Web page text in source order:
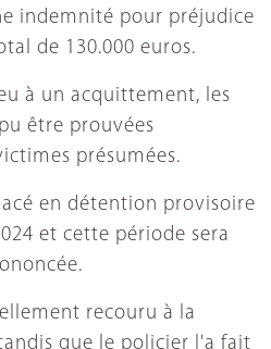
indemnité pour préjudice
de 130.000 euros.
à un acquittement, les
être prouvées
présumées.
en détention provisoire
et cette période sera
recouru à la
que le policier l'a fait